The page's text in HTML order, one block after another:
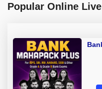
Popular Online